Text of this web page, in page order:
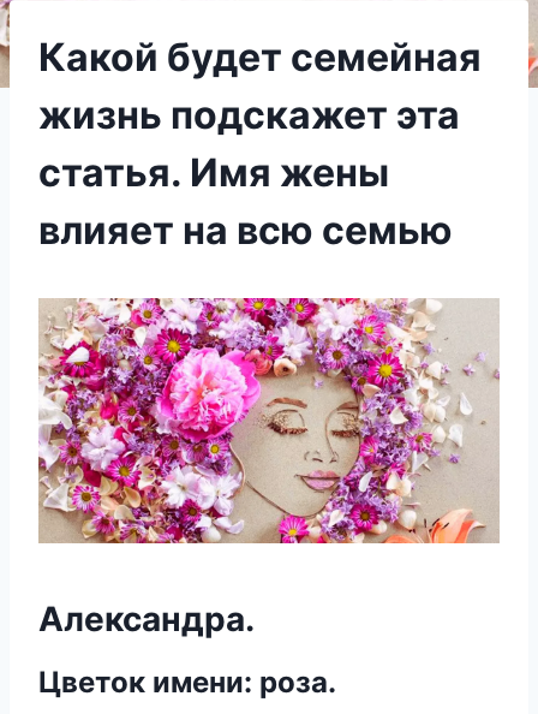
Какой будет семейная
жизнь подскажет эта
статья. Имя жены
влияет на всю семью
Александра.
Цветок имени: роза.